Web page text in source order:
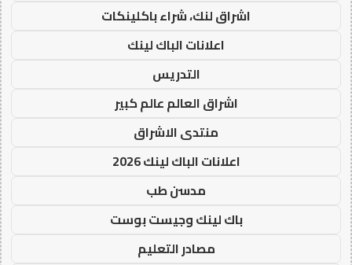
اشراق لنك، شراء باكلينكات
اعلانات الباك لينك
التدريس
اشراق العالم عالم كبير
منتدى الاشراق
اعلانات الباك لينك 2026
مدسن طب
باك لينك وجيست بوست
مصادر التعليم